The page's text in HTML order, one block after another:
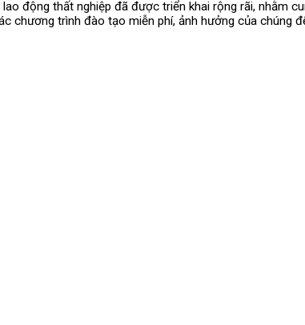
động thất nghiệp đã được triển khai rộng rãi, nhằm
chương trình đào tạo miễn phí, ảnh hưởng của chúng